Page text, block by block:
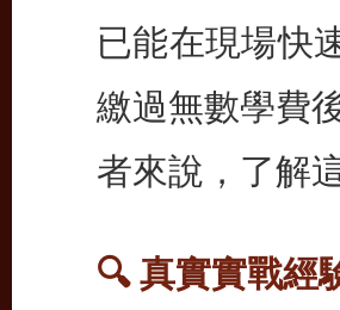
已能在現場快
繳過無數學費
者來說，了解
🔍 真實實戰經